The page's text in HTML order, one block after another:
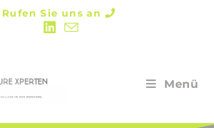
Rufen Sie uns an
Menü